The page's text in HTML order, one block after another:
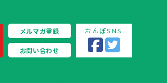
メルマガ登録
お問い合わせ
おんぽSNS